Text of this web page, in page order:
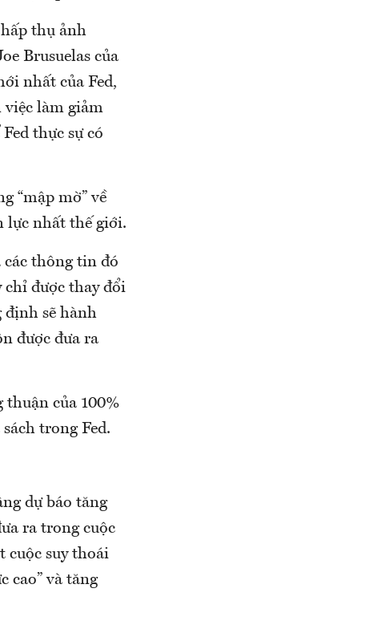
thụ ảnh
Brusuelas của
nhất của Fed,
việc làm giảm
thực sự có
“mập mờ” về
lực nhất thế giới.
các thông tin đó
chỉ được thay đổi
định sẽ hành
được đưa ra
thuận của 100%
trong Fed.
dự báo tăng
ra trong cuộc
cuộc suy thoái
cao” và tăng